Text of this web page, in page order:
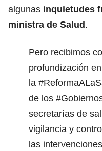
algunas inquietudes
ministra de Salud.
Pero recibimos
profundización
la
de los
secretarías de
vigilancia y
las